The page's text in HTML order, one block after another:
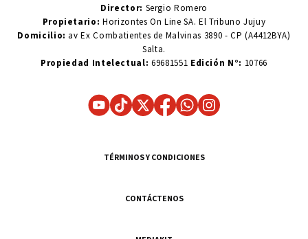
Director: Sergio Romero
Propietario:Horizontes On Line SA. El Tribuno Jujuy
Domicilio: av Ex Combatientes de Malvinas 3890 - CP (A4412BYA)
Salta.
Propiedad Intelectual: 69681551 Edición N°: 10766
TÉRMINOS Y CONDICIONES
CONTÁCTENOS